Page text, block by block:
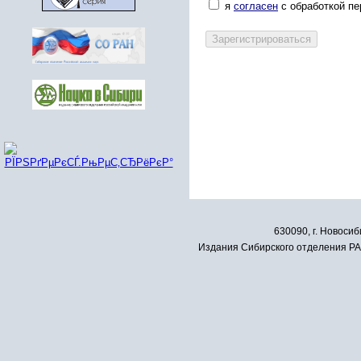
я согласен с обработкой
630090, г.
Издания Сибирского отделения